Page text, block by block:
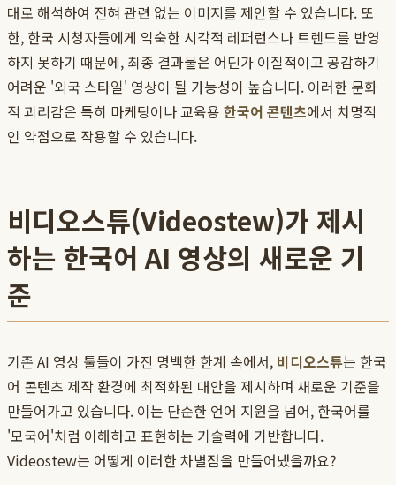
대로 해석하여 전혀 관련 없는 이미지를 제안할 수 있습니다. 또
한, 한국 시청자들에게 익숙한 시각적 레퍼런스나 트렌드를 반영
하지 못하기 때문에, 최종 결과물은 어딘가 이질적이고 공감하기
어려운 '외국 스타일' 영상이 될 가능성이 높습니다. 이러한 문화
적 괴리감은 특히 마케팅이나 교육용 한국어 콘텐츠에서 치명적
인 약점으로 작용할 수 있습니다.
비디오스튜(Videostew)가 제시
하는 한국어 AI 영상의 새로운 기
준
기존 AI 영상 툴들이 가진 명백한 한계 속에서, 비디오스튜는 한국
어 콘텐츠 제작 환경에 최적화된 대안을 제시하며 새로운 기준을
만들어가고 있습니다. 이는 단순한 언어 지원을 넘어, 한국어를
'모국어'처럼 이해하고 표현하는 기술력에 기반합니다.
Videostew는 어떻게 이러한 차별점을 만들어냈을까요?